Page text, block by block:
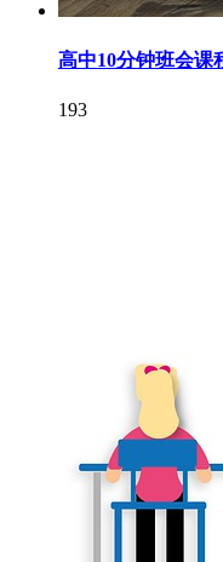
高中10分钟班会课
193